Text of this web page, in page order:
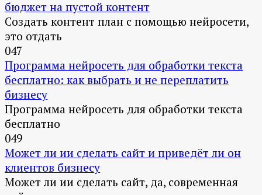
бюджет на пустой контент
Создать контент план с помощью нейросети,
это отдать
047
Программа нейросеть для обработки текста
бесплатно: как выбрать и не переплатить
бизнесу
Программа нейросеть для обработки текста
бесплатно
049
Может ли ии сделать сайт и приведёт ли он
клиентов бизнесу
Может ли ии сделать сайт, да, современная